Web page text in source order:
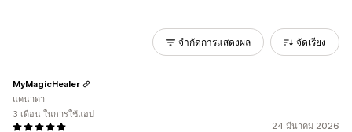
จำกัดการแสดงผล จัดเรียง
24 มีนาคม 2026
MyMagicHealer
แคนาดา
3 เดือน ในการใช้แอป